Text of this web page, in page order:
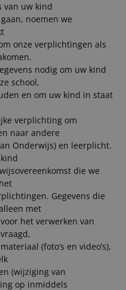
van uw kind
noemen we
onze verplichtingen als
nodig om uw kind
school,
en om uw kind in staat
verplichting om
naar andere
Onderwijs) en leerplicht.
die we
Gegevens die
met
het verwerken van
(foto’s en video’s),
(wijziging van
op inmiddels